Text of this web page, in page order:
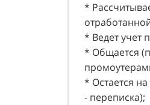
*
* Ведет учет
* Общается
* Остается
- переписка);